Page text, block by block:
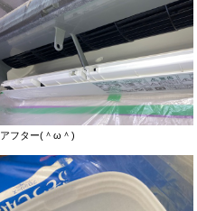
アフター(＾ω＾)